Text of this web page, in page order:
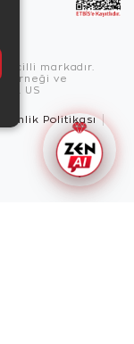
markadır.
Derneği ve
US
Politikası